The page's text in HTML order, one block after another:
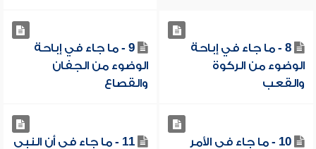
8 - ما جاء في إباحة
الوضوء من الركوة
والقعب
9 - ما جاء في إباحة
الوضوء من الجفان
والقصاع
10 - ما جاء في الأمر
11 - ما جاء في أن النبي